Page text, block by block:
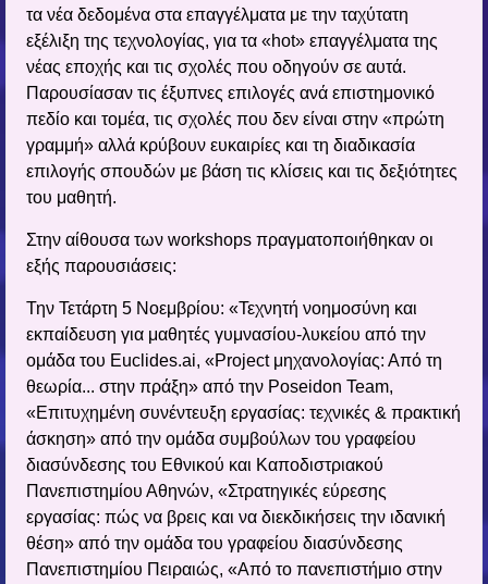
τα νέα δεδομένα στα επαγγέλματα με την ταχύτατη
εξέλιξη της τεχνολογίας, για τα «hot» επαγγέλματα της
νέας εποχής και τις σχολές που οδηγούν σε αυτά.
Παρουσίασαν τις έξυπνες επιλογές ανά επιστημονικό
πεδίο και τομέα, τις σχολές που δεν είναι στην «πρώτη
γραμμή» αλλά κρύβουν ευκαιρίες και τη διαδικασία
επιλογής σπουδών με βάση τις κλίσεις και τις δεξιότητες
του μαθητή.
Στην αίθουσα των workshops πραγματοποιήθηκαν οι
εξής παρουσιάσεις:
Την Τετάρτη 5 Νοεμβρίου: «Τεχνητή νοημοσύνη και
εκπαίδευση για μαθητές γυμνασίου-λυκείου από την
ομάδα του Euclides.ai, «Project μηχανολογίας: Από τη
θεωρία... στην πράξη» από την Poseidon Team,
«Επιτυχημένη συνέντευξη εργασίας: τεχνικές & πρακτική
άσκηση» από την ομάδα συμβούλων του γραφείου
διασύνδεσης του Εθνικού και Καποδιστριακού
Πανεπιστημίου Αθηνών, «Στρατηγικές εύρεσης
εργασίας: πώς να βρεις και να διεκδικήσεις την ιδανική
θέση» από την ομάδα του γραφείου διασύνδεσης
Πανεπιστημίου Πειραιώς, «Από το πανεπιστήμιο στην